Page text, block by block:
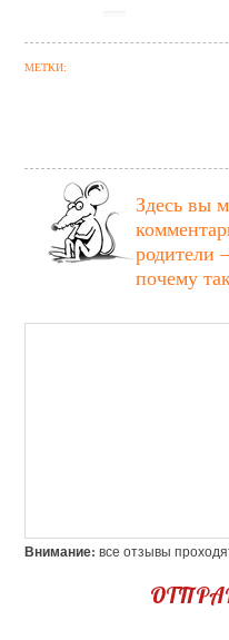
МЕТКИ:
Здесь вы
родители
почему
Внимание: все отзывы